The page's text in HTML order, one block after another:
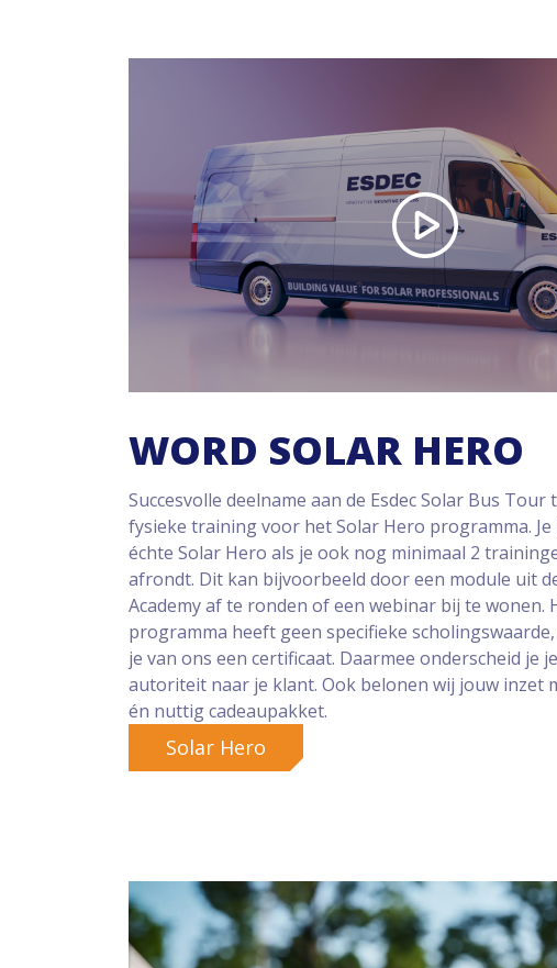
WORD SOLAR HERO
Succesvolle deelname aan de Esdec Solar Bus Tour
fysieke training voor het Solar Hero programma. Je
échte Solar Hero als je ook nog minimaal 2
afrondt. Dit kan bijvoorbeeld door een module uit
Academy af te ronden of een webinar bij te wonen.
programma heeft geen specifieke
je van ons een certificaat. Daarmee onderscheid je
autoriteit naar je klant. Ook belonen wij jouw inzet
én nuttig cadeaupakket.
Solar Hero